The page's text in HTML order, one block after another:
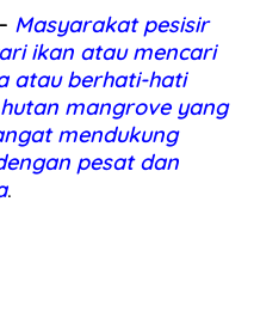
– Masyarakat pesisir
ikan atau mencari
atau berhati-hati
mangrove yang
mendukung
pesat dan
.